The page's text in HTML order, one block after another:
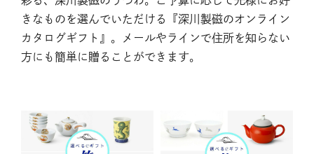
きなものを選んでいただける『深川製磁のオンライン
カタログギフト』。メールやラインで住所を知らない
方にも簡単に贈ることができます。